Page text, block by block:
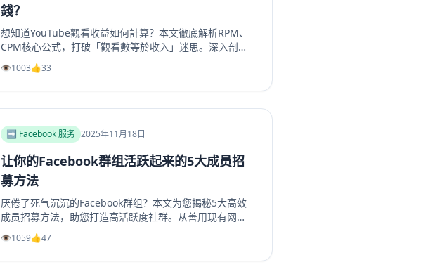
錢？
想知道YouTube觀看收益如何計算？本文徹底解析RPM、
CPM核心公式，打破「觀看數等於收入」迷思。深入剖析
2025年最具「錢」景的五大內容主題，如金融投資、科技
評測為何CPM最高。更提供超越廣告的多元變現策略，從
頻道會員到品牌合作一次掌握。無論是新手創作者或想優
你的YouTube视频收益！
👁️1003👍33
➡️ Facebook 服务 2025年11月18日
让你的Facebook群组活跃起来的5大成员招
募方法
厌倦了死气沉沉的Facebook群组？本文为您揭秘5大高效
成员招募方法，助您打造高活跃度社群。从善用现有网
络、优化群组资料，到利用Facebook生态系统内部引流、
创造高价值内容，再到策划专属活动，我们提供一步步的
实操指南。学习如何将精准用户转化为活跃成员，彻底解
👁️1059👍47